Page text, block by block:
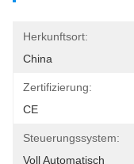
Herkunftsort:
China
Zertifizierung:
CE
Steuerungssystem:
Voll Automatisch